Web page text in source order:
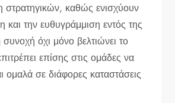
στρατηγικών, καθώς ενισχύουν
και την ευθυγράμμιση εντός της
όχι μόνο βελτιώνει το
επίσης στις ομάδες να
ομαλά σε διάφορες καταστάσεις